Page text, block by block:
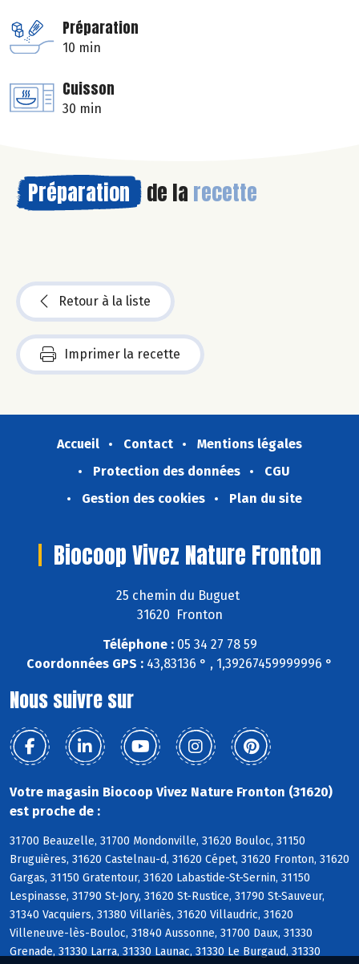
Préparation
10 min
Cuisson
30 min
Préparation de la recette
Retour à la liste
Imprimer la recette
Accueil Contact
Mentions légales
Protection des données
CGU
Gestion des cookies
Plan du site
Biocoop Vivez Nature Fronton
25 chemin du Buguet
31620 Fronton
Téléphone :05 34 27 78 59
Coordonnées GPS : 43,83136 ° , 1,39267459999996 °
Nous suivre sur
Votre magasin Biocoop Vivez Nature Fronton (31620)
est proche de :
31700 Beauzelle, 31700 Mondonville, 31620 Bouloc, 31150
Bruguières, 31620 Castelnau-d, 31620 Cépet, 31620 Fronton, 31620
Gargas, 31150 Gratentour, 31620 Labastide-St-Sernin, 31150
Lespinasse, 31790 St-Jory, 31620 St-Rustice, 31790 St-Sauveur,
31340 Vacquiers, 31380 Villariès, 31620 Villaudric, 31620
Villeneuve-lès-Bouloc, 31840 Aussonne, 31700 Daux, 31330
Grenade, 31330 Larra, 31330 Launac, 31330 Le Burgaud, 31330